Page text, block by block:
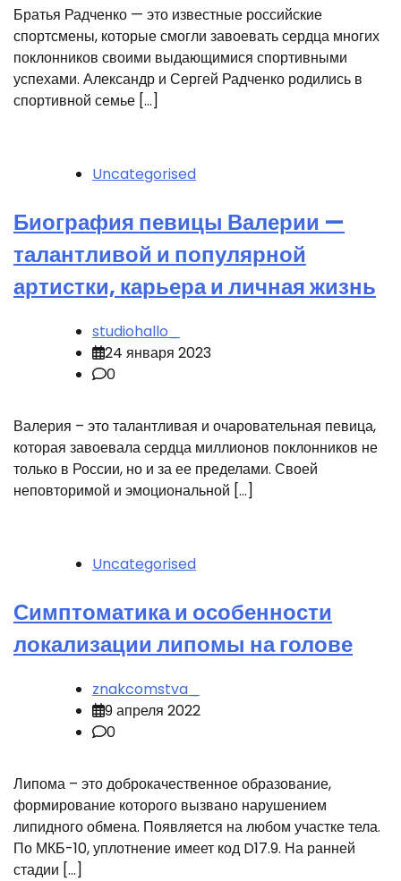
Братья Радченко — это известные российские
спортсмены, которые смогли завоевать сердца многих
поклонников своими выдающимися спортивными
успехами. Александр и Сергей Радченко родились в
спортивной семье […]
Uncategorised
Биография певицы Валерии —
талантливой и популярной
артистки, карьера и личная жизнь
studiohallo_
24 января 2023
0
Валерия – это талантливая и очаровательная певица,
которая завоевала сердца миллионов поклонников не
только в России, но и за ее пределами. Своей
неповторимой и эмоциональной […]
Uncategorised
Симптоматика и особенности
локализации липомы на голове
znakcomstva_
9 апреля 2022
0
Липома – это доброкачественное образование,
формирование которого вызвано нарушением
липидного обмена. Появляется на любом участке тела.
По МКБ-10, уплотнение имеет код D17.9. На ранней
стадии […]